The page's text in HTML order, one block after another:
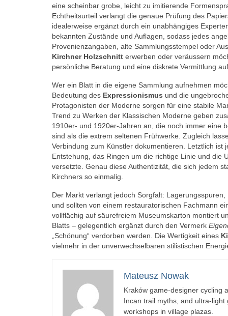
eine scheinbar grobe, leicht zu imitierende
Echtheitsurteil verlangt die genaue Prüfung des
idealerweise ergänzt durch ein unabhängiges
bekannten Zustände und Auflagen, sodass jedes
Provenienzangaben, alte Sammlungsstempel oder
Kirchner Holzschnitt erwerben oder veräussern
persönliche Beratung und eine diskrete Vermittlung
Wer ein Blatt in die eigene Sammlung aufnehmen
Bedeutung des Expressionismus und die
Protagonisten der Moderne sorgen für eine stabile
Trend zu Werken der Klassischen Moderne geben
1910er- und 1920er-Jahren an, die noch immer eine
sind als die extrem seltenen Frühwerke. Zugleich
Verbindung zum Künstler dokumentieren. Letztlich ist
Entstehung, das Ringen um die richtige Linie und die
versetzte. Genau diese Authentizität, die sich jedem
Kirchners so einmalig.
Der Markt verlangt jedoch Sorgfalt:
und sollten von einem restauratorischen Fachmann
vollflächig auf säurefreiem Museumskarton montiert
Blatts – gelegentlich ergänzt durch den Vermerk
„Schönung“ verdorben werden. Die Wertigkeit eines
vielmehr in der unverwechselbaren stilistischen
Mateusz Nowak
Kraków game-designer cycling
Incan trail myths, and ultra-
workshops in village plazas.